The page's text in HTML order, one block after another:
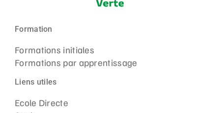
Formation
Formations initiales
Formations par apprentissage
Liens utiles
Ecole Directe